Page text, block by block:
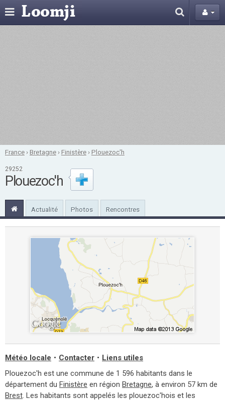
France ›Bretagne ›Finistère ›Plouezoc'h
29252
Plouezoc'h
Actualité Photos Rencontres
Météo locale • Contacter • Liens utiles
Plouezoc'h est une commune de 1 596 habitants dans le
département du Finistère en région Bretagne, à environ 57 km de
Brest. Les habitants sont appelés les plouezoc'hois et les